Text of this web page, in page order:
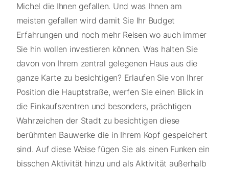
Michel die Ihnen gefallen. Und was Ihnen am
meisten gefallen wird damit Sie Ihr Budget
Erfahrungen und noch mehr Reisen wo auch immer
Sie hin wollen investieren können. Was halten Sie
davon von Ihrem zentral gelegenen Haus aus die
ganze Karte zu besichtigen? Erlaufen Sie von Ihrer
Position die Hauptstraße, werfen Sie einen Blick in
die Einkaufszentren und besonders, prächtigen
Wahrzeichen der Stadt zu besichtigen diese
berühmten Bauwerke die in Ihrem Kopf gespeichert
sind. Auf diese Weise fügen Sie als einen Funken ein
bisschen Aktivität hinzu und als Aktivität außerhalb